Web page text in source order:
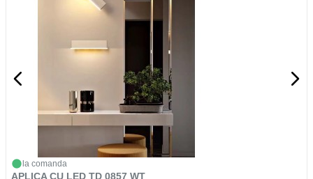
la comanda
APLICA CU LED TD 0857 WT